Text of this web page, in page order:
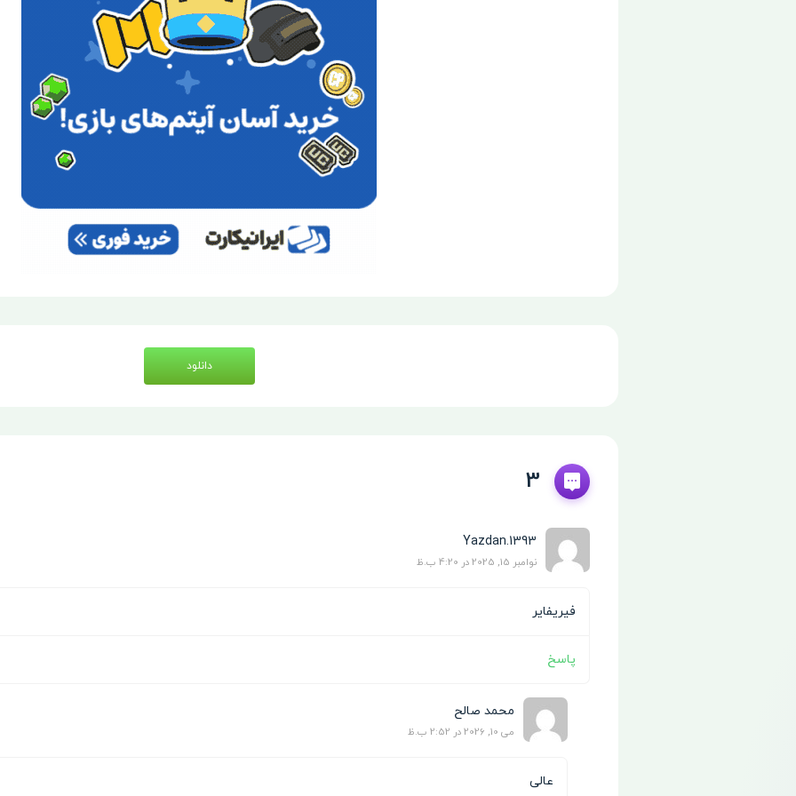
دانلود
3
Yazdan.1393
نوامبر 15, 2025 در 4:20 ب.ظ
فیریفایر
پاسخ
محمد صالح
می 10, 2026 در 2:52 ب.ظ
عالی